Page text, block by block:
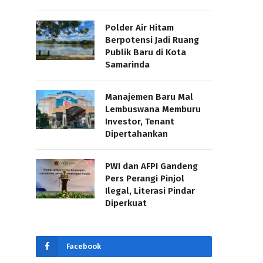
Polder Air Hitam
Berpotensi Jadi Ruang
Publik Baru di Kota
Samarinda
Manajemen Baru Mal
Lembuswana Memburu
Investor, Tenant
Dipertahankan
PWI dan AFPI Gandeng
Pers Perangi Pinjol
Ilegal, Literasi Pindar
Diperkuat
Facebook